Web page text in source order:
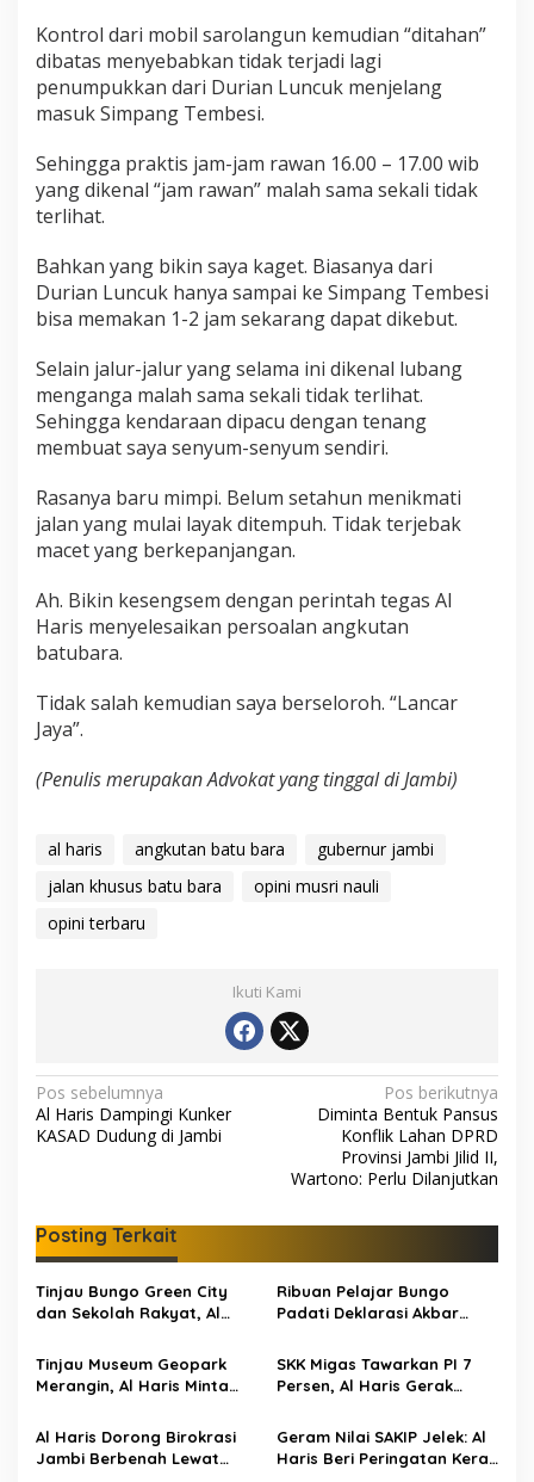
Kontrol dari mobil sarolangun kemudian “ditahan”
dibatas menyebabkan tidak terjadi lagi
penumpukkan dari Durian Luncuk menjelang
masuk Simpang Tembesi.
Sehingga praktis jam-jam rawan 16.00 – 17.00 wib
yang dikenal “jam rawan” malah sama sekali tidak
terlihat.
Bahkan yang bikin saya kaget. Biasanya dari
Durian Luncuk hanya sampai ke Simpang Tembesi
bisa memakan 1-2 jam sekarang dapat dikebut.
Selain jalur-jalur yang selama ini dikenal lubang
menganga malah sama sekali tidak terlihat.
Sehingga kendaraan dipacu dengan tenang
membuat saya senyum-senyum sendiri.
Rasanya baru mimpi. Belum setahun menikmati
jalan yang mulai layak ditempuh. Tidak terjebak
macet yang berkepanjangan.
Ah. Bikin kesengsem dengan perintah tegas Al
Haris menyelesaikan persoalan angkutan
batubara.
Tidak salah kemudian saya berseloroh. “Lancar
Jaya”.
(Penulis merupakan Advokat yang tinggal di Jambi)
al haris angkutan batu bara
gubernur jambi
jalan khusus batu bara
opini musri nauli
opini terbaru
Ikuti Kami
N
a
g
a
s
p
o
s
Pos sebelumnya
Al Haris Dampingi Kunker
KASAD Dudung di Jambi
Pos berikutnya
Diminta Bentuk Pansus
Konflik Lahan DPRD
Provinsi Jambi Jilid II,
Wartono: Perlu Dilanjutkan
Posting Terkait
Tinjau Bungo Green City
dan Sekolah Rakyat, Al
Pendidikan dan
Infrastruktur
Ribuan Pelajar Bungo
Padati Deklarasi Akbar
Judi Online dan
Radikalisme
Tinjau Museum Geopark
Merangin, Al Haris Minta
dan Tambah Koleksi
SKK Migas Tawarkan PI 7
Persen, Al Haris Gerak
BUMD dan Pansus
Al Haris Dorong Birokrasi
Jambi Berbenah Lewat
Geram Nilai SAKIP Jelek: Al
Haris Beri Peringatan Keras